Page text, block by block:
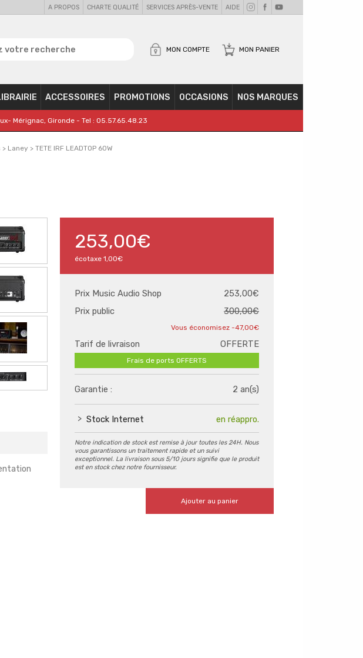
A PROPOS CHARTE QUALITÉ SERVICES APRÈS-VENTE AIDE
MON PANIER
MON COMPTE
ACCESSOIRES PROMOTIONS OCCASIONS NOS MARQUES
Mérignac, Gironde - Tel : 05.57.65.48.23
> Laney > TETE IRF LEADTOP 60W
253,00€
écotaxe 1,00€
Prix Music Audio Shop
253,00€
Prix public
300,00€
-47,00€
Tarif de livraison OFFERTE
Frais de ports OFFERTS
Garantie : 2 an(s)
Stock Internet en réappro.
Notre indication de stock est remise à jour toutes les 24H. Nous
vous garantissons un traitement rapide et un suivi
exceptionnel. La livraison sous 5/10 jours signifie que le produit
est en stock chez notre fournisseur.
Ajouter au panier